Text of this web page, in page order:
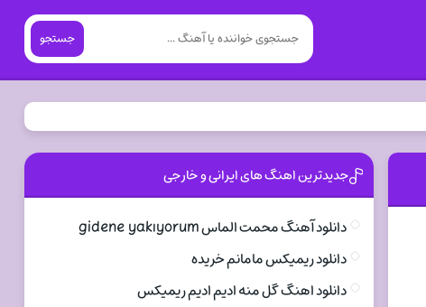
جستجو
جدیدترین اهنگ های ایرانی و خارجی
دانلود آهنگ محمت الماس gidene yakıyorum
دانلود ریمیکس مامانم خریده
دانلود اهنگ گل منه ادیم ادیم ریمیکس